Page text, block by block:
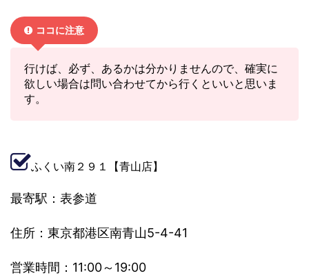
ココに注意
行けば、必ず、あるかは分かりませんので、確実に
欲しい場合は問い合わせてから行くといいと思いま
す。
ふくい南２９１【青山店】
最寄駅：表参道
住所：東京都港区南青山5-4-41
営業時間：11:00～19:00